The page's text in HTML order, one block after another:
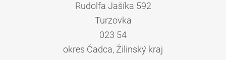
Rudolfa Jašíka 592
Turzovka
023 54
okres Čadca, Žilinský kraj